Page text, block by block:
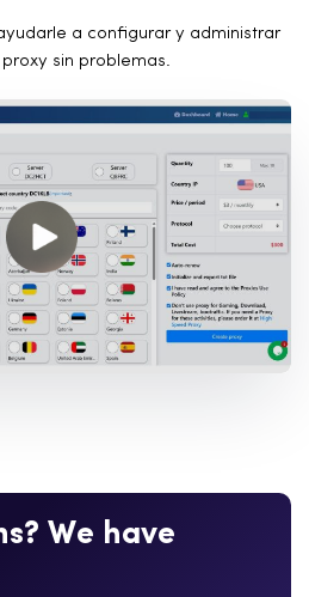
a configurar y administrar
sin problemas.
s? We have